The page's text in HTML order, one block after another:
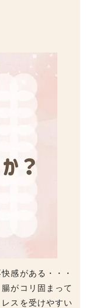
感がある・・・
がコリ固まって
スを受けやすい